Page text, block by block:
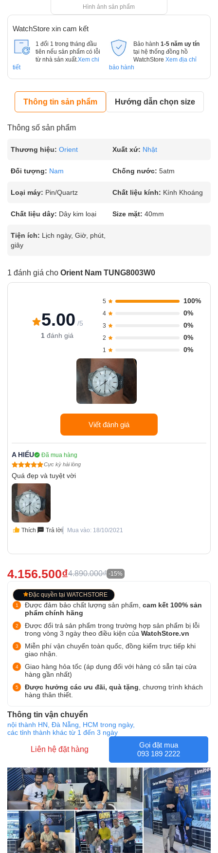
Hình ảnh sản phẩm
WatchStore xin cam kết
1 đổi 1 trong tháng đầu
tiên nếu sản phẩm có lỗi
từ nhà sản xuất. Xem chi
tiết
Bảo hành 1-5 năm uy tín
tại hệ thống đồng hồ
WatchStore Xem địa chỉ
bảo hành
Thông tin sản phẩm Hướng dẫn chọn size
Thông số sản phẩm
Thương hiệu: Orient Xuất xứ: Nhật
Đối tượng: Nam Chống nước: 5atm
Loại máy: Pin/Quartz Chất liệu kính: Kính Khoáng
Chất liệu dây: Dây kim loại Size mặt: 40mm
Tiện ích: Lịch ngày, Giờ, phút,
giây
1 đánh giá cho Orient Nam TUNG8003W0
5.00 /5
1 đánh giá
5 100%
4 0%
3 0%
2 0%
1 0%
Viết đánh giá
A HIẾU Đã mua hàng
Cực kỳ hài lòng
Quá đẹp và tuyệt vời
Thích Trả lời Mua vào: 18/10/2021
4.156.500₫4.890.000₫ -15%
Đặc quyền tại WATCHSTORE
Được đảm bảo chất lượng sản phẩm, cam kết 100% sản
phẩm chính hãng
Được đổi trả sản phẩm trong trường hợp sản phẩm bị lỗi
trong vòng 3 ngày theo điều kiện của WatchStore.vn
Miễn phí vận chuyển toàn quốc, đồng kiểm trực tiếp khi
giao nhận.
Giao hàng hỏa tốc (áp dụng đối với hàng có sẵn tại cửa
hàng gần nhất)
Được hưởng các ưu đãi, quà tặng , chương trình khách
hàng thân thiết.
Thông tin vận chuyển
nội thành HN, Đà Nẵng, HCM trong ngày,
các tỉnh thành khác từ 1 đến 3 ngày
Liên hệ đặt hàng
Gọi đặt mua
093 189 2222